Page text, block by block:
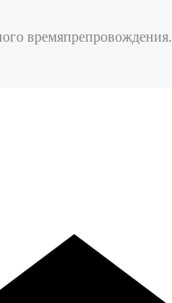
времяпрепровождения.